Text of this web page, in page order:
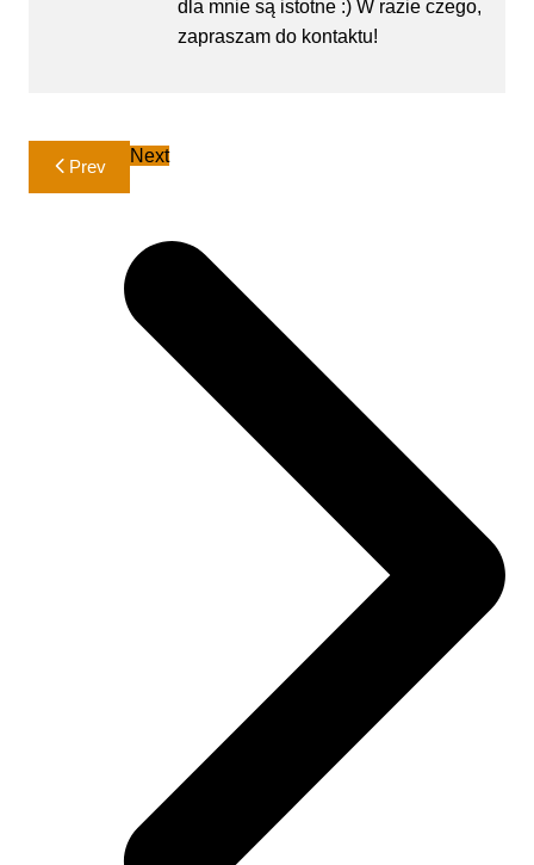
dla mnie są istotne :) W razie czego,
zapraszam do kontaktu!
Nawigacja
wpisu
Prev
Next